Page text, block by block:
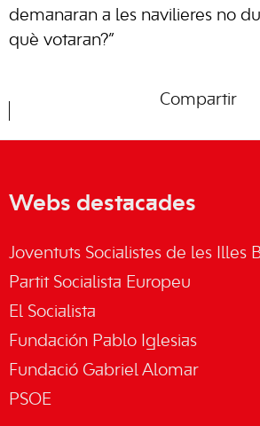
demanaran a les navilieres no
què votaran?”
Compartir
Webs destacades
Joventuts Socialistes de les Illes
Partit Socialista Europeu
El Socialista
Fundación Pablo Iglesias
Fundació Gabriel Alomar
PSOE